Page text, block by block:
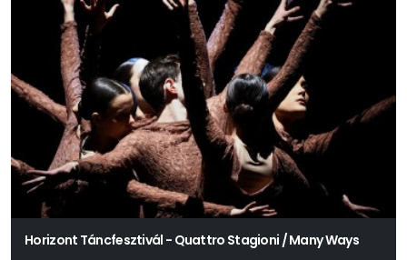
Horizont Táncfesztivál - Quattro Stagioni / Many Ways